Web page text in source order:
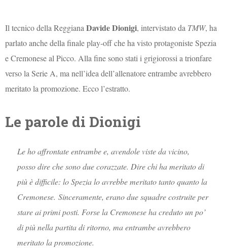
Il tecnico della ReggianaDavide Dionigi, intervistato da TMW, ha
parlato anche della finale play-off che ha visto protagoniste Spezia
e Cremonese al Picco. Alla fine sono stati i grigiorossi a trionfare
verso la Serie A, ma nell’idea dell’allenatore entrambe avrebbero
meritato la promozione. Ecco l’estratto.
Le parole di Dionigi
Le ho affrontate entrambe e, avendole viste da vicino,
posso dire che sono due corazzate. Dire chi ha meritato di
più è difficile: lo Spezia lo avrebbe meritato tanto quanto la
Cremonese. Sinceramente, erano due squadre costruite per
stare ai primi posti. Forse la Cremonese ha creduto un po’
di più nella partita di ritorno, ma entrambe avrebbero
meritato la promozione.